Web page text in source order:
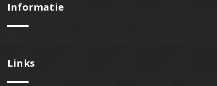
Informatie
Links